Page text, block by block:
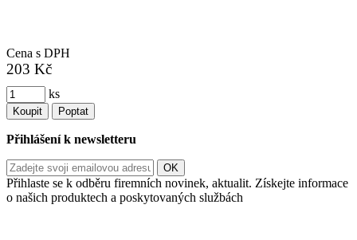
Cena s DPH
203 Kč
ks
Koupit Poptat
Přihlášení k newsletteru
Přihlaste se k odběru firemních novinek, aktualit. Získejte informace
o našich produktech a poskytovaných službách